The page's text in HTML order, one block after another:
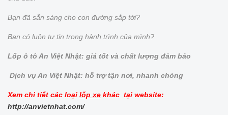
Bạn đã sẵn sàng cho con đường sắp tới?
Bạn có luôn tự tin trong hành trình của mình?
Lốp ô tô An Việt Nhật: giá tốt và chất lượng đảm bảo
Dịch vụ An Việt Nhật: hỗ trợ tận nơi, nhanh chóng
Xem chi tiết các loại lốp xe khác tại website:
http://anvietnhat.com/